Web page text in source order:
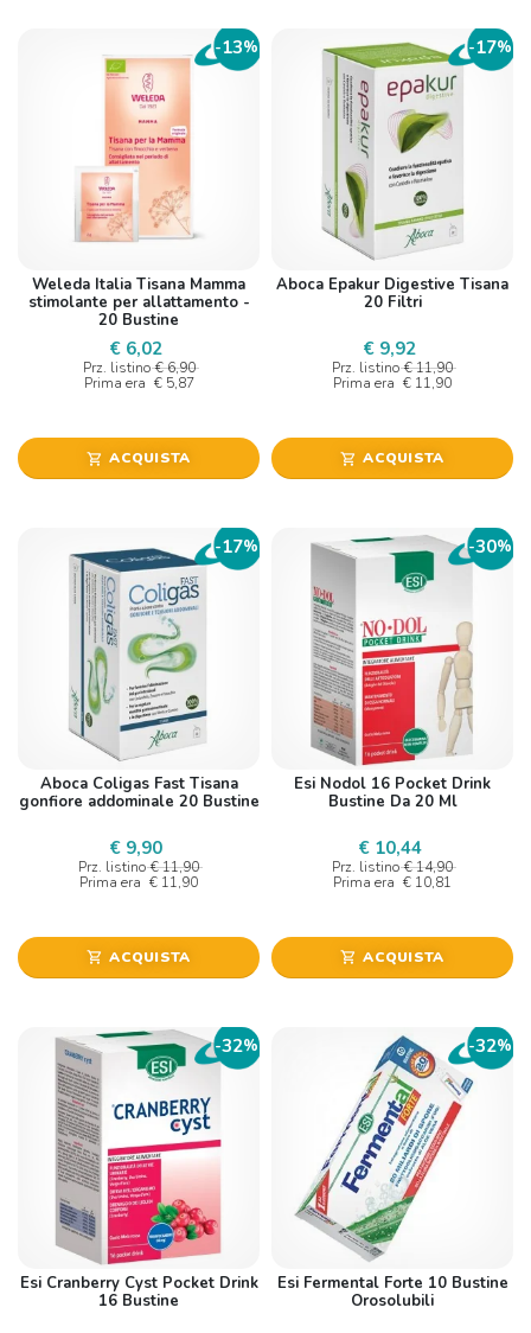
-13%
Weleda Italia Tisana Mamma
stimolante per allattamento -
20 Bustine
€ 6,02
Prz. listino € 6,90
Prima era € 5,87
shopping_cart ACQUISTA
-17%
Aboca Epakur Digestive Tisana
20 Filtri
€ 9,92
Prz. listino € 11,90
Prima era € 11,90
shopping_cart ACQUISTA
-17%
Aboca Coligas Fast Tisana
gonfiore addominale 20 Bustine
€ 9,90
Prz. listino € 11,90
Prima era € 11,90
shopping_cart ACQUISTA
-30%
Esi Nodol 16 Pocket Drink
Bustine Da 20 Ml
€ 10,44
Prz. listino € 14,90
Prima era € 10,81
shopping_cart ACQUISTA
-32%
Esi Cranberry Cyst Pocket Drink
16 Bustine
-32%
Esi Fermental Forte 10 Bustine
Orosolubili